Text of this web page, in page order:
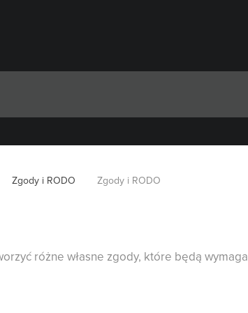
Zgody i RODO Zgody i RODO
różne własne zgody, które będą